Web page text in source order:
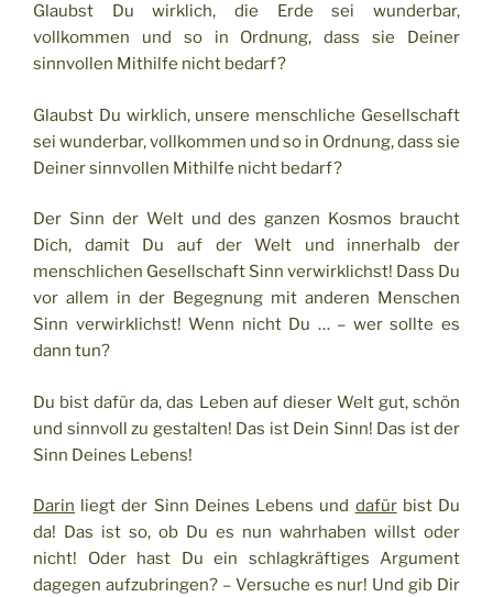
Glaubst Du wirklich, die Erde sei wunderbar,
vollkommen und so in Ordnung, dass sie Deiner
sinnvollen Mithilfe nicht bedarf?
Glaubst Du wirklich, unsere menschliche Gesellschaft
sei wunderbar, vollkommen und so in Ordnung, dass sie
Deiner sinnvollen Mithilfe nicht bedarf?
Der Sinn der Welt und des ganzen Kosmos braucht
Dich, damit Du auf der Welt und innerhalb der
menschlichen Gesellschaft Sinn verwirklichst! Dass Du
vor allem in der Begegnung mit anderen Menschen
Sinn verwirklichst! Wenn nicht Du … – wer sollte es
dann tun?
Du bist dafür da, das Leben auf dieser Welt gut, schön
und sinnvoll zu gestalten! Das ist Dein Sinn! Das ist der
Sinn Deines Lebens!
Darin liegt der Sinn Deines Lebens und dafürbist Du
da! Das ist so, ob Du es nun wahrhaben willst oder
nicht! Oder hast Du ein schlagkräftiges Argument
dagegen aufzubringen? – Versuche es nur! Und gib Dir